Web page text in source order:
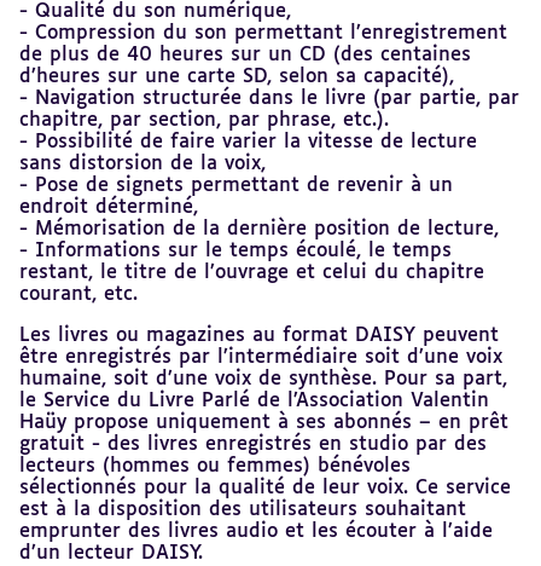
- Qualité du son numérique,
- Compression du son permettant l’enregistrement
de plus de 40 heures sur un CD (des centaines
d’heures sur une carte SD, selon sa capacité),
- Navigation structurée dans le livre (par partie, par
chapitre, par section, par phrase, etc.).
- Possibilité de faire varier la vitesse de lecture
sans distorsion de la voix,
- Pose de signets permettant de revenir à un
endroit déterminé,
- Mémorisation de la dernière position de lecture,
- Informations sur le temps écoulé, le temps
restant, le titre de l’ouvrage et celui du chapitre
courant, etc.
Les livres ou magazines au format DAISY peuvent
être enregistrés par l’intermédiaire soit d’une voix
humaine, soit d’une voix de synthèse. Pour sa part,
le Service du Livre Parlé de l’Association Valentin
Haüy propose uniquement à ses abonnés – en prêt
gratuit - des livres enregistrés en studio par des
lecteurs (hommes ou femmes) bénévoles
sélectionnés pour la qualité de leur voix. Ce service
est à la disposition des utilisateurs souhaitant
emprunter des livres audio et les écouter à l’aide
d’un lecteur DAISY.